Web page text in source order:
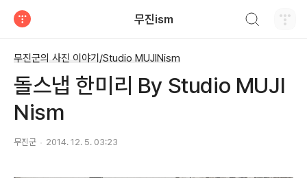
무진ism
무진군의 사진 이야기/Studio MUJINism
돌스냅 한미리 By Studio MUJI
Nism
무진군 2014. 12. 5. 03:23